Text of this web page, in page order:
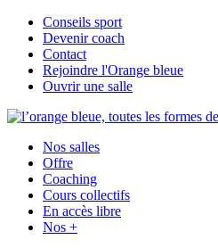
Conseils sport
Devenir coach
Contact
Rejoindre l'Orange bleue
Ouvrir une salle
Nos salles
Offre
Coaching
Cours collectifs
En accès libre
Nos +